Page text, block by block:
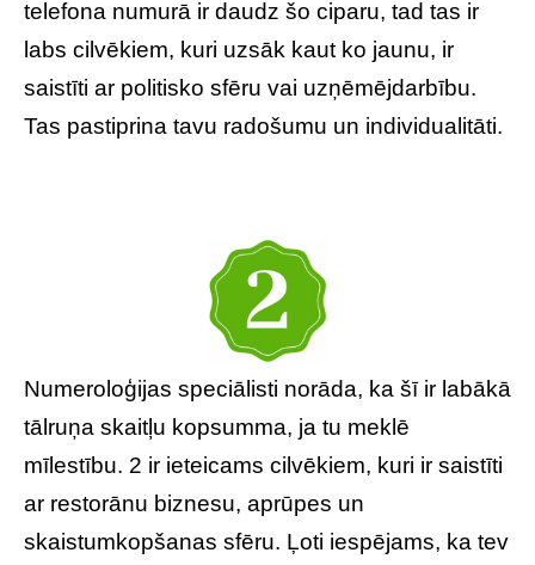
telefona numurā ir daudz šo ciparu, tad tas ir
labs cilvēkiem, kuri uzsāk kaut ko jaunu, ir
saistīti ar politisko sfēru vai uzņēmējdarbību.
Tas pastiprina tavu radošumu un individualitāti.
Numeroloģijas speciālisti norāda, ka šī ir labākā
tālruņa skaitļu kopsumma, ja tu meklē
mīlestību. 2 ir ieteicams cilvēkiem, kuri ir saistīti
ar restorānu biznesu, aprūpes un
skaistumkopšanas sfēru. Ļoti iespējams, ka tev